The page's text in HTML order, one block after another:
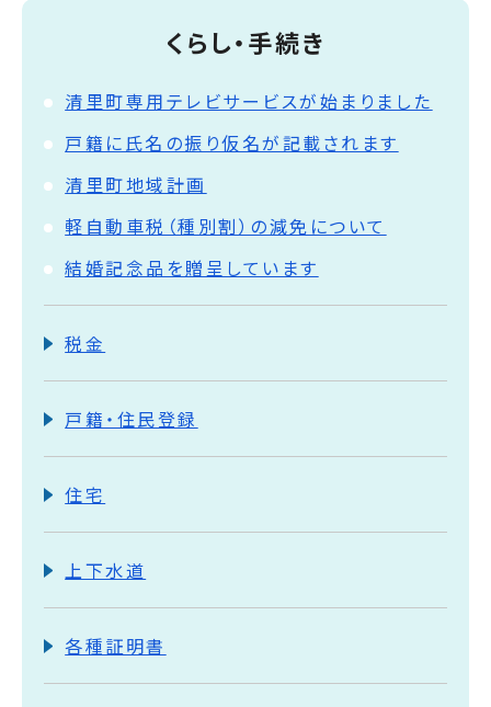
くらし・手続き
清里町専用テレビサービスが始まりました
戸籍に氏名の振り仮名が記載されます
清里町地域計画
軽自動車税（種別割）の減免について
結婚記念品を贈呈しています
税金
戸籍・住民登録
住宅
上下水道
各種証明書